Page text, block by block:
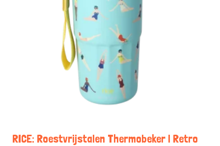
RICE: Roestvrijstalen Thermobeker | Retro